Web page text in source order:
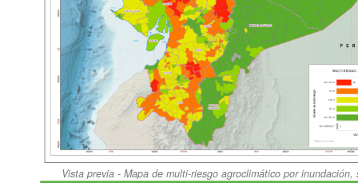
Vista previa - Mapa de multi-riesgo agroclimático por